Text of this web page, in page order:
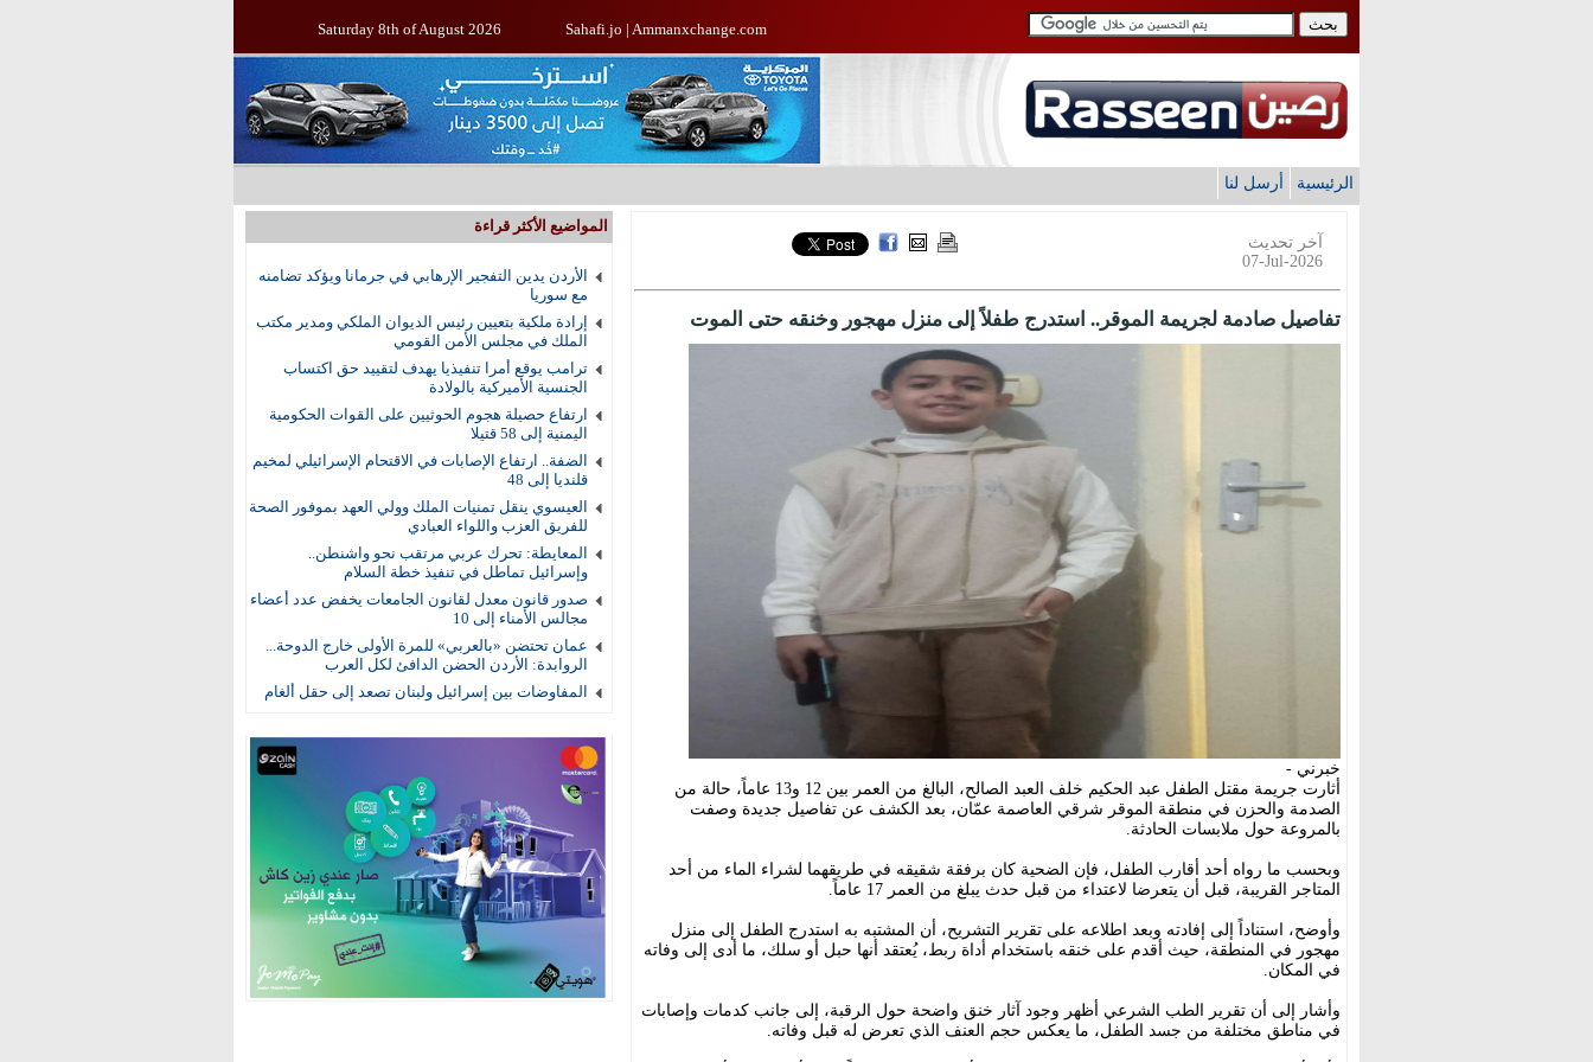
Saturday 8th of August 2026 Sahafi.jo | Ammanxchange.com
الرئيسية أرسل لنا
المواضيع الأكثر قراءة
الأردن يدين التفجير الإرهابي في جرمانا ويؤكد تضامنه
مع سوريا
إرادة ملكية بتعيين رئيس الديوان الملكي ومدير مكتب
الملك في مجلس الأمن القومي
ترامب يوقع أمرا تنفيذيا يهدف لتقييد حق اكتساب
الجنسية الأميركية بالولادة
ارتفاع حصيلة هجوم الحوثيين على القوات الحكومية
اليمنية إلى 58 قتيلا
الضفة.. ارتفاع الإصابات في الاقتحام الإسرائيلي لمخيم
قلنديا إلى 48
العيسوي ينقل تمنيات الملك وولي العهد بموفور الصحة
للفريق العزب واللواء العبادي
المعايطة: تحرك عربي مرتقب نحو واشنطن..
وإسرائيل تماطل في تنفيذ خطة السلام
صدور قانون معدل لقانون الجامعات يخفض عدد أعضاء
مجالس الأمناء إلى 10
عمان تحتضن «بالعربي» للمرة الأولى خارج الدوحة...
الروابدة: الأردن الحضن الدافئ لكل العرب
المفاوضات بين إسرائيل ولبنان تصعد إلى حقل ألغام
آخر تحديث
07-Jul-2026
تفاصيل صادمة لجريمة الموقر.. استدرج طفلاً إلى منزل مهجور وخنقه حتى الموت
خبرني -
أثارت جريمة مقتل الطفل عبد الحكيم خلف العبد الصالح، البالغ من العمر بين 12 و13 عاماً، حالة من
الصدمة والحزن في منطقة الموقر شرقي العاصمة عمّان، بعد الكشف عن تفاصيل جديدة وصفت
بالمروعة حول ملابسات الحادثة.
وبحسب ما رواه أحد أقارب الطفل، فإن الضحية كان برفقة شقيقه في طريقهما لشراء الماء من أحد
المتاجر القريبة، قبل أن يتعرضا لاعتداء من قبل حدث يبلغ من العمر 17 عاماً.
وأوضح، استناداً إلى إفادته وبعد اطلاعه على تقرير التشريح، أن المشتبه به استدرج الطفل إلى منزل
مهجور في المنطقة، حيث أقدم على خنقه باستخدام أداة ربط، يُعتقد أنها حبل أو سلك، ما أدى إلى وفاته
في المكان.
وأشار إلى أن تقرير الطب الشرعي أظهر وجود آثار خنق واضحة حول الرقبة، إلى جانب كدمات وإصابات
في مناطق مختلفة من جسد الطفل، ما يعكس حجم العنف الذي تعرض له قبل وفاته.